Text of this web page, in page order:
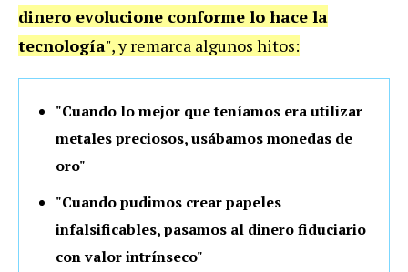
dinero evolucione conforme lo hace la
tecnología", y remarca algunos hitos:
"Cuando lo mejor que teníamos era utilizar
metales preciosos, usábamos monedas de
oro"
"Cuando pudimos crear papeles
infalsificables, pasamos al dinero fiduciario
con valor intrínseco"